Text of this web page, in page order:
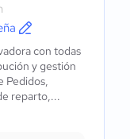
con todas
y gestión
Pedidos,
reparto,...